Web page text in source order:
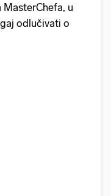
u
odlučivati o